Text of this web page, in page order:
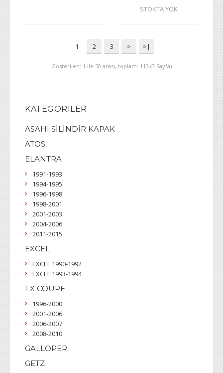
STOKTA YOK
1 2 3 > >|
Gösterilen: 1 ile 50 arası, toplam: 113 (3 Sayfa)
KATEGORILER
ASAHI SİLİNDİR KAPAK
ATOS
ELANTRA
1991-1993
1994-1995
1996-1998
1998-2001
2001-2003
2004-2006
2011-2015
EXCEL
EXCEL 1990-1992
EXCEL 1993-1994
FX COUPE
1996-2000
2001-2006
2006-2007
2008-2010
GALLOPER
GETZ